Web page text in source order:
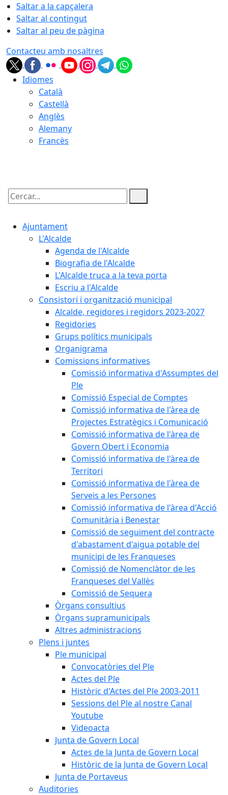
Saltar a la capçalera
Saltar al contingut
Saltar al peu de pàgina
Contacteu amb nosaltres
Idiomes
Català
Castellà
Anglès
Alemany
Francès
Cercar:
Ajuntament
L'Alcalde
Agenda de l'Alcalde
Biografia de l'Alcalde
L'Alcalde truca a la teva porta
Escriu a l'Alcalde
Consistori i organització municipal
Alcalde, regidores i regidors 2023-2027
Regidories
Grups polítics municipals
Organigrama
Comissions informatives
Comissió informativa d'Assumptes del
Ple
Comissió Especial de Comptes
Comissió informativa de l'àrea de
Projectes Estratègics i Comunicació
Comissió informativa de l'àrea de
Govern Obert i Economia
Comissió informativa de l'àrea de
Territori
Comissió informativa de l'àrea de
Serveis a les Persones
Comissió informativa de l'àrea d'Acció
Comunitària i Benestar
Comissió de seguiment del contracte
d'abastament d'aigua potable del
municipi de les Franqueses
Comissió de Nomenclàtor de les
Franqueses del Vallès
Comissió de Sequera
Òrgans consultius
Òrgans supramunicipals
Altres administracions
Plens i juntes
Ple municipal
Convocatòries del Ple
Actes del Ple
Històric d'Actes del Ple 2003-2011
Sessions del Ple al nostre Canal
Youtube
Videoacta
Junta de Govern Local
Actes de la Junta de Govern Local
Històric de la Junta de Govern Local
Junta de Portaveus
Auditories